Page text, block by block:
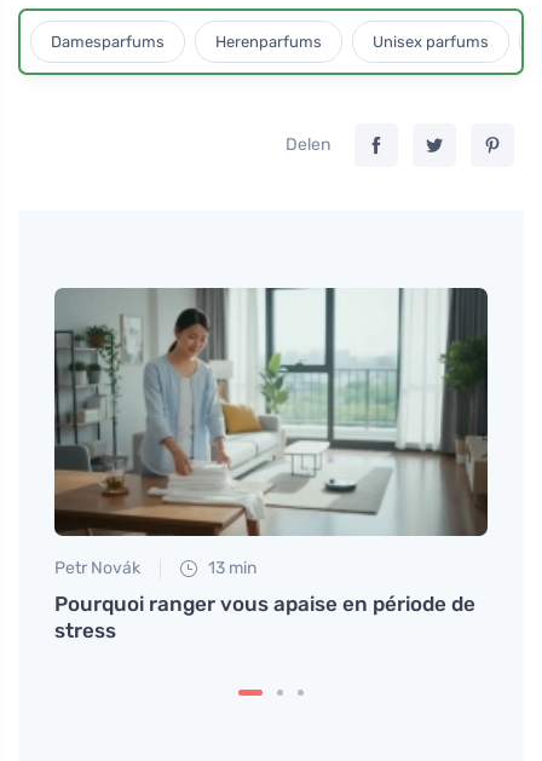
Damesparfums Herenparfums Unisex parfums
Delen
Petr Novák 13 min
Pourquoi ranger vous apaise en période de
stress